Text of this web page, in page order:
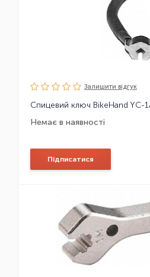
Залишити вiдгук
Спицевий ключ BikeHand YC-
Немає в наявності
Підписатися